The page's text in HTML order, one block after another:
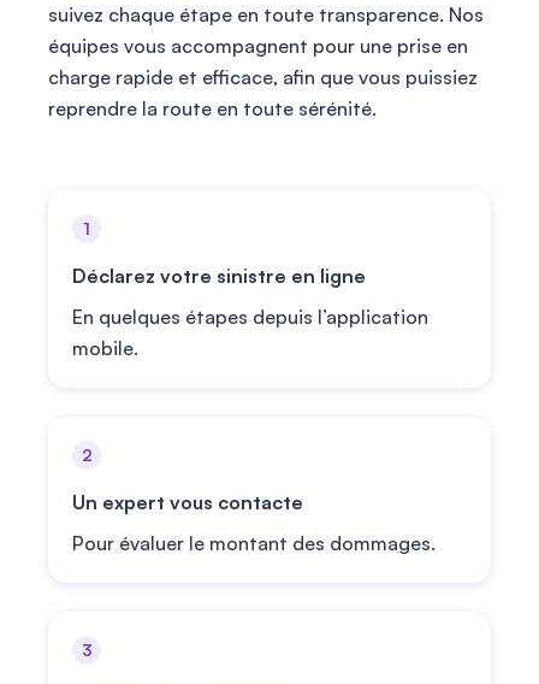
suivez chaque étape en toute transparence. Nos
équipes vous accompagnent pour une prise en
charge rapide et efficace, afin que vous puissiez
reprendre la route en toute sérénité.
1
Déclarez votre sinistre en ligne
En quelques étapes depuis l’application
mobile.
2
Un expert vous contacte
Pour évaluer le montant des dommages.
3